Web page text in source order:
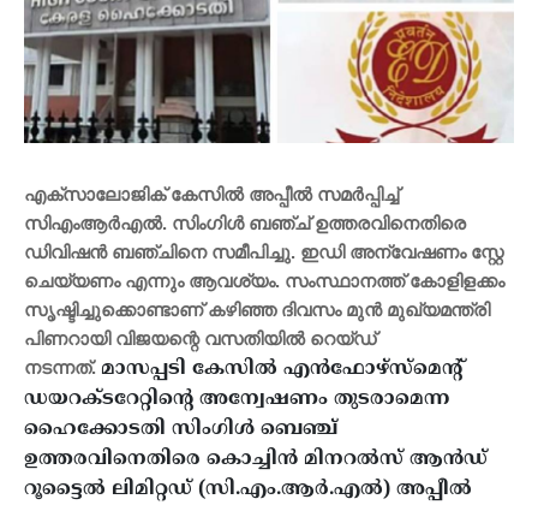
എക്സാലോജിക് കേസിൽ അപ്പീൽ സമർപ്പിച്ച്
സിഎംആർഎൽ. സിംഗിൾ ബഞ്ച് ഉത്തരവിനെതിരെ
ഡിവിഷൻ ബഞ്ചിനെ സമീപിച്ചു. ഇഡി അന്വേഷണം സ്റ്റേ
ചെയ്യണം എന്നും ആവശ്യം. സംസ്ഥാനത്ത് കോളിളക്കം
സൃഷ്ടിച്ചുക്കൊണ്ടാണ് കഴി‍ഞ്ഞ ദിവസം മുൻ മുഖ്യമന്ത്രി
പിണറായി വിജയന്റെ വസതിയിൽ റെയ്ഡ്
നടന്നത്. മാസപ്പടി കേസിൽ എൻഫോഴ്‌സ്‌മെന്റ്
ഡയറക്ടറേറ്റിന്റെ അന്വേഷണം തുടരാമെന്ന
ഹൈക്കോടതി സിംഗിൾ ബെഞ്ച്
ഉത്തരവിനെതിരെ കൊച്ചിൻ മിനറൽസ് ആൻഡ്
റൂട്ടൈൽ ലിമിറ്റഡ് (സി.എം.ആർ.എൽ) അപ്പീൽ